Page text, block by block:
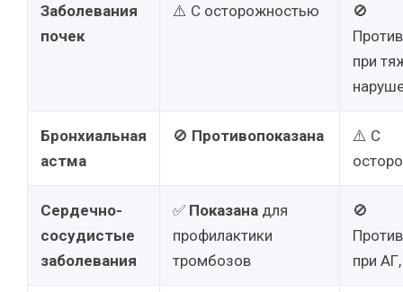
Заболевания
почек
⚠️ С осторожностью
🚫
при
Бронхиальная
астма
🚫 Противопоказана
⚠️ С
Сердечно-
сосудистые
заболевания
✅ Показана для
профилактики
тромбозов
🚫
при